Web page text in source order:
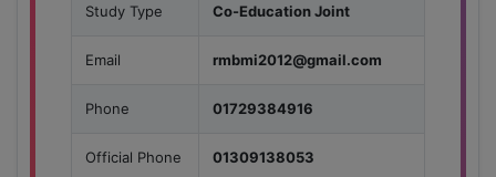
Study Type Co-Education Joint
Email rmbmi2012@gmail.com
Phone 01729384916
Official Phone 01309138053